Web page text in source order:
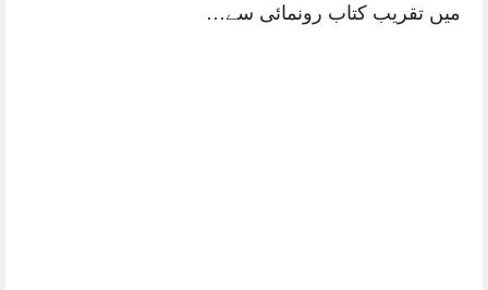
میں تقریب کتاب رونمائی سے…